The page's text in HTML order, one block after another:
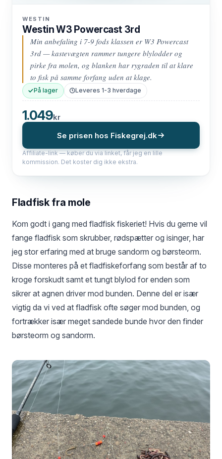
WESTIN
Westin W3 Powercast 3rd
Min anbefaling i 7-9 fods klassen er W3 Powercast
3rd — kastevægten rammer tungere blylodder og
pirke fra molen, og blanken har rygraden til at klare
to fisk på samme forfang uden at klage.
På lager Leveres 1-3 hverdage
1.049kr
Se prisen hos Fiskegrej.dk
Affiliate-link — køber du via linket, får jeg en lille
kommission. Det koster dig ikke ekstra.
Fladfisk fra mole
Kom godt i gang med fladfisk fiskeriet! Hvis du gerne vil
fange fladfisk som skrubber, rødspætter og isinger, har
jeg stor erfaring med at bruge sandorm og børsteorm.
Disse monteres på et fladfiskeforfang som består af to
kroge forskudt samt et tungt blylod for enden som
sikrer at agnen driver mod bunden. Denne del er især
vigtig da vi ved at fladfisk ofte søger mod bunden, og
fortrækker især meget sandede bunde hvor den finder
børsteorm og sandorm.